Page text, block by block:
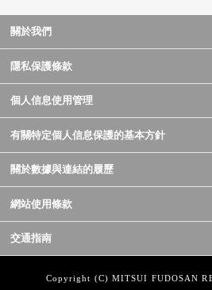
關於我們
隱私保護條款
個人信息使用管理
有關特定個人信息保護的基本方針
關於數據與連結的履歷
網站使用條款
交通指南
Copyright (C) MITSUI FUDOSAN